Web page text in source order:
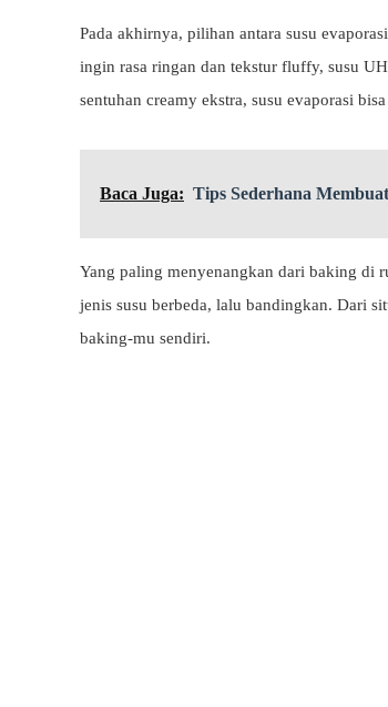
Pada akhirnya, pilihan antara susu
ingin rasa ringan dan tekstur fluffy, susu
sentuhan creamy ekstra, susu evaporasi
Baca Juga: Tips Sederhana
Yang paling menyenangkan dari baking di
jenis susu berbeda, lalu bandingkan. Dari
baking-mu sendiri.